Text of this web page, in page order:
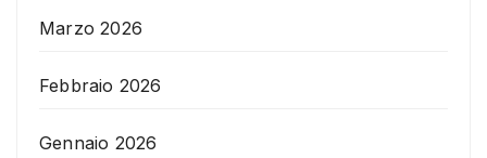
Marzo 2026
Febbraio 2026
Gennaio 2026